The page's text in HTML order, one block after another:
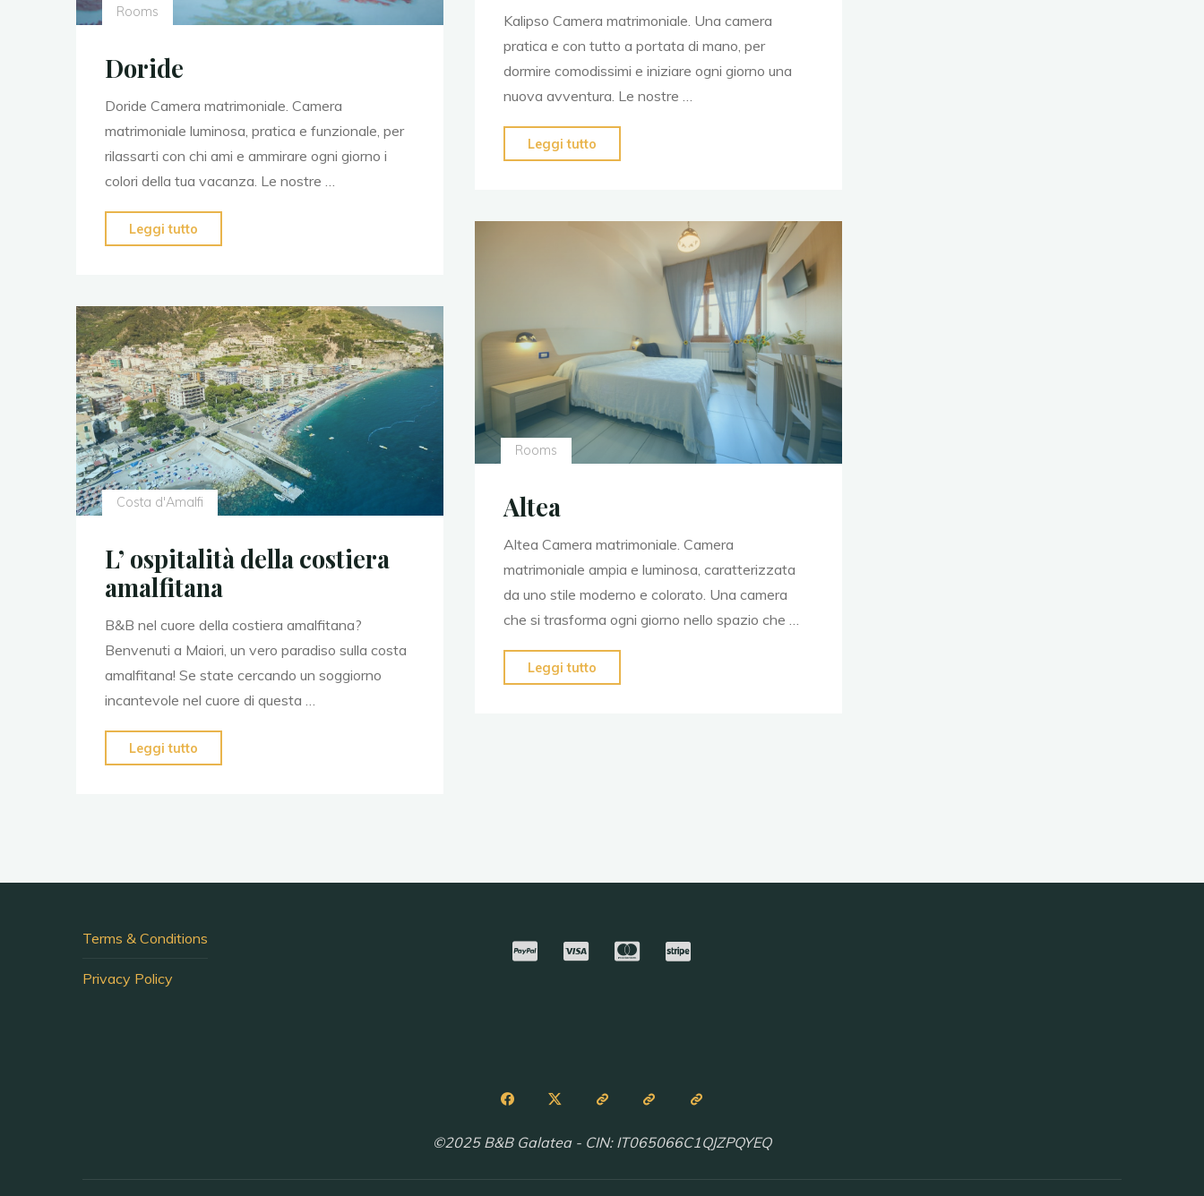
Kalipso Camera matrimoniale. Una camera
pratica e con tutto a portata di mano, per
dormire comodissimi e iniziare ogni giorno una
nuova avventura. Le nostre …
Leggi tutto
Rooms
Doride
Doride Camera matrimoniale. Camera
matrimoniale luminosa, pratica e funzionale, per
rilassarti con chi ami e ammirare ogni giorno i
colori della tua vacanza. Le nostre …
Leggi tutto
Rooms
Altea
Altea Camera matrimoniale. Camera
matrimoniale ampia e luminosa, caratterizzata
da uno stile moderno e colorato. Una camera
che si trasforma ogni giorno nello spazio che …
Leggi tutto
Costa d'Amalfi
L’ ospitalità della costiera
amalfitana
B&B nel cuore della costiera amalfitana?
Benvenuti a Maiori, un vero paradiso sulla costa
amalfitana! Se state cercando un soggiorno
incantevole nel cuore di questa …
Leggi tutto
Terms & Conditions
Privacy Policy
©2025 B&B Galatea - CIN: IT065066C1QJZPQYEQ